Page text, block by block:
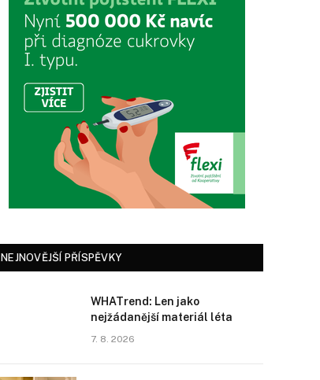
NEJNOVĚJŠÍ PŘÍSPĚVKY
WHATrend: Len jako
nejžádanější materiál léta
7. 8. 2026